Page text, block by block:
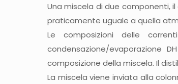
Una miscela di due componenti,
praticamente uguale a quella
Le composizioni delle
condensazione/evaporazione
composizione della miscela. Il
La miscela viene inviata alla